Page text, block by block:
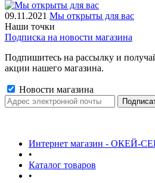
09.11.2021 Мы открыты для вас
Наши точки
Подписка на новости магазина
Подпишитесь на рассылку и
акции нашего магазина.
Новости магазина
Интернет магазин - ОКЕЙ-
•
Каталог товаров
•